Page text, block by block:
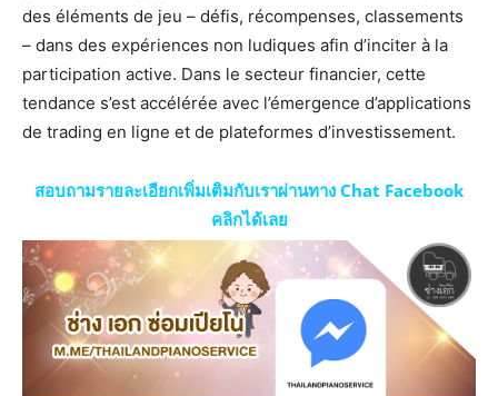
des éléments de jeu – défis, récompenses, classements
– dans des expériences non ludiques afin d’inciter à la
participation active. Dans le secteur financier, cette
tendance s’est accélérée avec l’émergence d’applications
de trading en ligne et de plateformes d’investissement.
สอบถามรายละเอียกเพิ่มเติมกับเราผ่านทาง Chat Facebook
คลิกได้เลย